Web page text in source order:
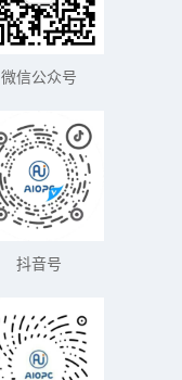
微信公众号
抖音号